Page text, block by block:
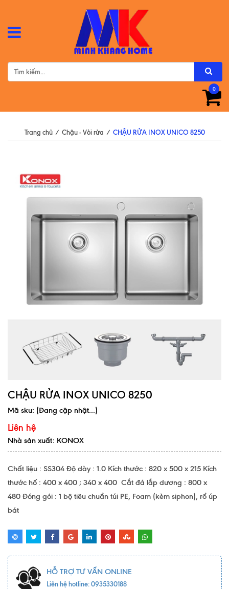
0
Trang chủ / Chậu - Vòi rửa / CHẬU RỬA INOX UNICO 8250
CHẬU RỬA INOX UNICO 8250
Mã sku: (Đang cập nhật...)
Liên hệ
Nhà sản xuất: KONOX
Chất liệu : SS304 Độ dày : 1.0 Kích thước : 820 x 500 x 215 Kích
thước hố : 400 x 400 ; 340 x 400 Cắt đá lắp dương : 800 x
480 Đóng gói : 1 bộ tiêu chuẩn túi PE, Foam (kèm siphon), rổ úp
bát
HỖ TRỢ TƯ VẤN ONLINE
Liên hệ hotline: 0935330188